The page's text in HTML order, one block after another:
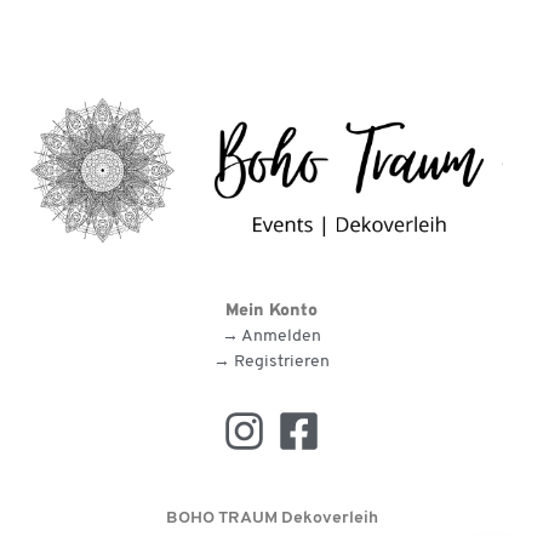
Mein Konto
→ Anmelden
→ Registrieren
BOHO TRAUM Dekoverleih